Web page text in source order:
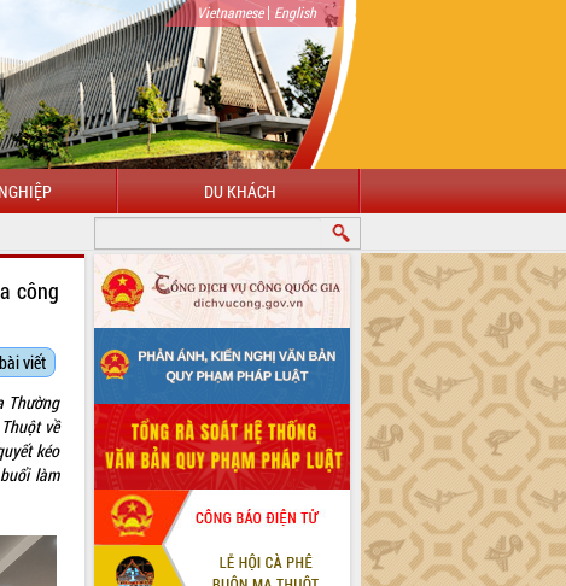
Vietnamese| English
DU KHÁCH
CHÀO MỪNG ĐẾN VỚI CỔNG THÔNG TIN ĐIỆN TỬ TỈNH ĐẮK LẮK
công
viết
Thường
về
kéo
làm